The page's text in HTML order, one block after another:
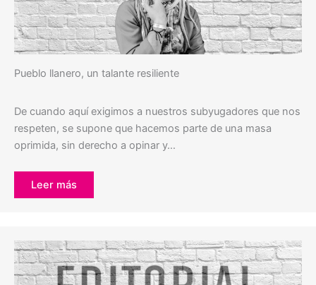
Pueblo llanero, un talante resiliente
De cuando aquí exigimos a nuestros subyugadores que nos
respeten, se supone que hacemos parte de una masa
oprimida, sin derecho a opinar y…
Leer más